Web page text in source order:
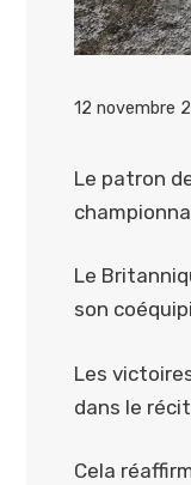
12 novembre
Le patron
Le
son
Les
dans le
Cela